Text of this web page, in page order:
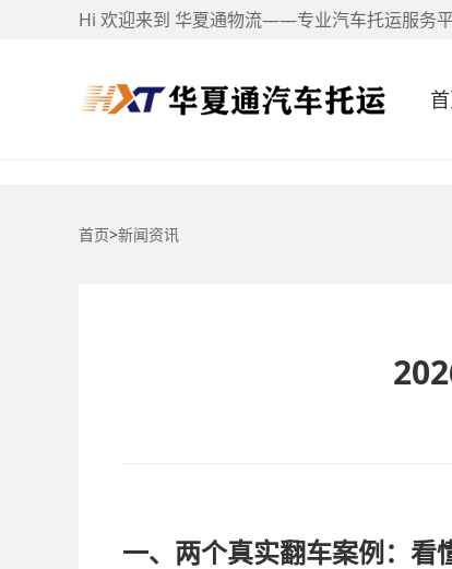
Hi 欢迎来到 华夏通物流——专业汽车托运服务平
首页>新闻资讯
一、两个真实翻车案例：看